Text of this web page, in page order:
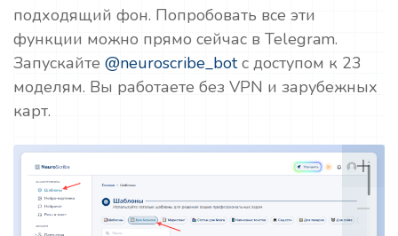
подходящий фон. Попробовать все эти
функции можно прямо сейчас в Telegram.
Запускайте @neuroscribe_botс доступом к 23
моделям. Вы работаете без VPN и зарубежных
карт.